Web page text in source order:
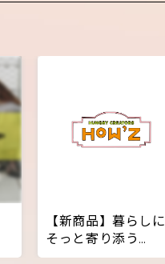
【新商品】暮らしに
そっと寄り添う
HOW'z雑貨